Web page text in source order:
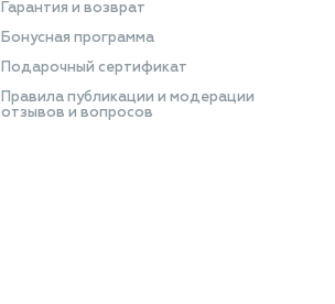
Гарантия и возврат
Бонусная программа
Подарочный сертификат
Правила публикации и модерации
отзывов и вопросов